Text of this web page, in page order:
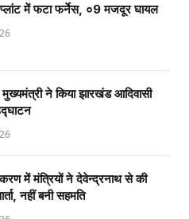
प्लांट में फटा फर्नेस, ०9 मजदूर घायल
ने किया झारखंड आदिवासी
में मंत्रियों ने देवेन्द्रनाथ से की
नहीं बनी सहमति